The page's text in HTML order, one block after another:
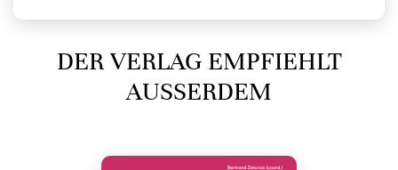
DER VERLAG EMPFIEHLT
AUSSERDEM